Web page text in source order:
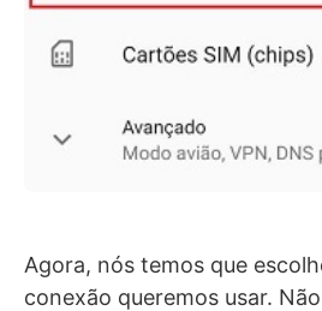
Agora, nós temos que
conexão queremos usar.